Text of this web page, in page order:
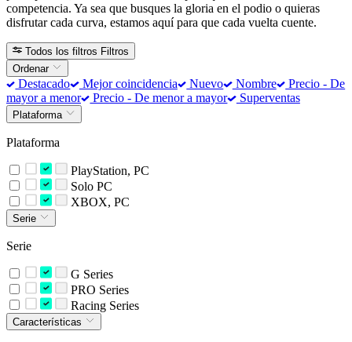
competencia. Ya sea que busques la gloria en el podio o quieras
disfrutar cada curva, estamos aquí para que cada vuelta cuente.
Todos los filtros Filtros
Ordenar
Destacado Mejor coincidencia Nuevo Nombre
Precio - De
mayor a menor
Precio - De menor a mayor Superventas
Plataforma
Plataforma
PlayStation, PC
Solo PC
XBOX, PC
Serie
Serie
G Series
PRO Series
Racing Series
Características